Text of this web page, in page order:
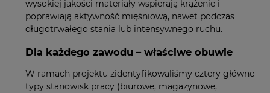
wysokiej jakości materiały wspierają krążenie i
poprawiają aktywność mięśniową, nawet podczas
długotrwałego stania lub intensywnego ruchu.
Dla każdego zawodu – właściwe obuwie
W ramach projektu zidentyfikowaliśmy cztery główne
typy stanowisk pracy (biurowe, magazynowe,